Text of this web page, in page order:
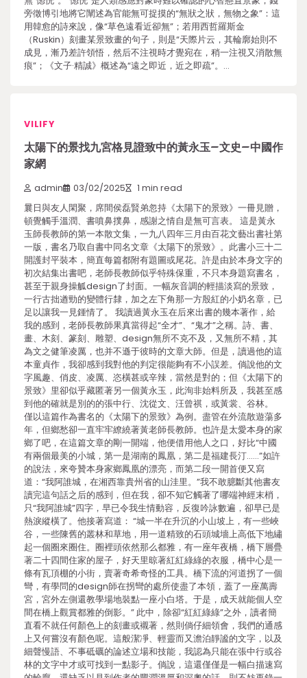
旁徵博引地將它闡述為官能無可捉摸的“無狀之狀，無物之象”：這
用韓愈的詩來說，像“草色遠看近卻無”；若用西哲羅斯金
（Ruskin）刻畫某景致畫的句子，則是“天際片云，其輪廓始則不
成見，漸乃差許領悟，然后不注視時才覺宛在，稍一注視又消散無
痕”；《文子·精誠》概述為“遠之即近，近之即疏”。…
VILIFY
太陽下的景找九宮格見證致中的黃永玉–文史–中國作
家網
admin 03/02/2025 1 min read
曩日與友人閑聚，席間侯磊賢弟忽持《太陽下的景致》一冊見贈，
頓覺觸手溫潤、書噴鼻撲鼻，感謝之情自是無可言表。 這是黃永
玉師長教師的第一本散文集，一九八四年三月由百花文藝出書社第
一版，書名乃取自書中同名文章《太陽下的景致》。此書小三十二
開護封平裝本，簡直每篇都附有題圖或尾花。許是由於本身文字的
初次結集出書吧，老師長教師似乎特殊保重，不只本身題寫書名，
甚至于親身操觚design了封面。一幅灰音調的輕描淡寫的景致，
一行古拙遒勁的變體行隸，加之左下角那一方殷紅的小奶名章，已
足以讓我一見鍾情了。 我讀過黃永玉在后來出書的幾本著作，給
我的感到，老師長教師果真當得起“全才”、“鬼才”之稱。詩、書、
畫、木刻、篆刻、雕塑、design無所不克不及，又無所不精，其
為文之健筆凌厲，也并不遜于彼時的文章大師。但是，讀過他的這
本童貞作，我卻感到我對他的判定很能夠有不小誤差。倘說他的文
字風趣、俏皮、凌厲、恣橫甚或辛辣，當然是對的；但《太陽下的
景致》里卻似乎藏匿著另一個黃永玉，此洵非始料所及，我甚至感
到他的確就是別的的張中行、沈從文、汪曾祺，或黃裳、谷林。
僅以這篇作為書名的《太陽下的景致》為例。盡管在外流散遊蕩多
年，但鄉愁卻一直牢牢繚繞著黃老師長教師。也許是太愛本身的家
鄉了吧，在這篇文章的剛一開端，他便借用他人之口，好比“中國
有兩個最美的小城，第一是湖南的鳳凰，第二是福建長汀……”如許
的說法，來夸贊本身家鄉鳳凰的漂亮，而第二段一開首便又寫
道：“我阿誰城，在湘西靠貴州省的山洼里。”我不敢臆斷其他書友
讀完這句話之后的感到，但在我，卻不知它觸著了哪端神經末梢，
只“我阿誰城”四字，早已令我生情動容，反復吟詠數遍，卻早已是
熱淚縱橫了。他接著寫道： “城一半在升沉的小山坡上，有一些峽
谷，一些陳舊的叢林和草地，用一道精致的石頭城墻上高低下地繡
起一個圈來圈住。圈裡頭依然那么都雅，有一座年夜橋，橋下層疊
著二十四間住家的屋子，好天里晾著紅紅綠綠的衣服，橋中心是一
條有瓦頂棚的小街，賣著奇希奇怪的工具。橋下流的河道拐了一個
彎，有學問的design師在拐彎的處所使盡了本領，蓋了一座萬壽
宮，宮外左側還教學場地裝點一座小白塔。于是，成天就能個人空
間在橋上觀賞都雅的倒影。” 此中，除卻“紅紅綠綠”之外，讀者簡
直看不就任何顏色上的刻畫或襯著，然則倘仔細領會，我們的通感
上又何嘗沒有顏色呢。這般潔凈、輕靈而又澹泊靜謐的文字，以及
細聲慢語、不事砥礪的論述立場和技能，我認為只能在張中行或谷
林的文字中才或可找到一點影子。倘說，這還僅僅是一幅白描速寫